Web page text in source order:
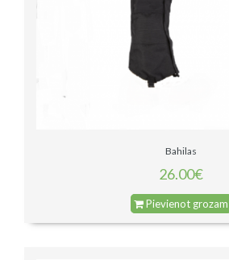
Bahilas
26.00€
Pievienot grozam